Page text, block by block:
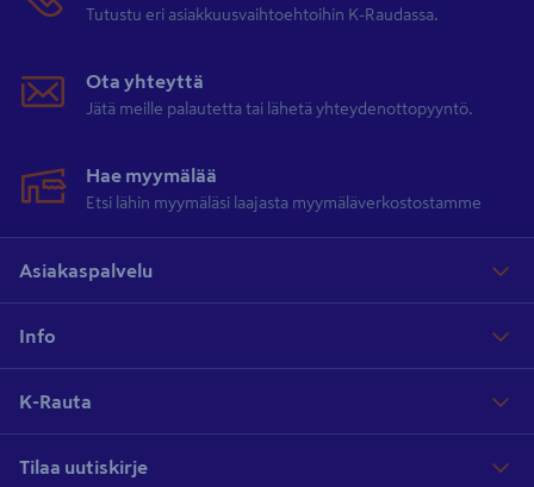
Tutustu eri asiakkuusvaihtoehtoihin K-Raudassa.
Ota yhteyttä
Jätä meille palautetta tai lähetä yhteydenottopyyntö.
Hae myymälää
Etsi lähin myymäläsi laajasta myymäläverkostostamme
Asiakaspalvelu
Info
K-Rauta
Tilaa uutiskirje